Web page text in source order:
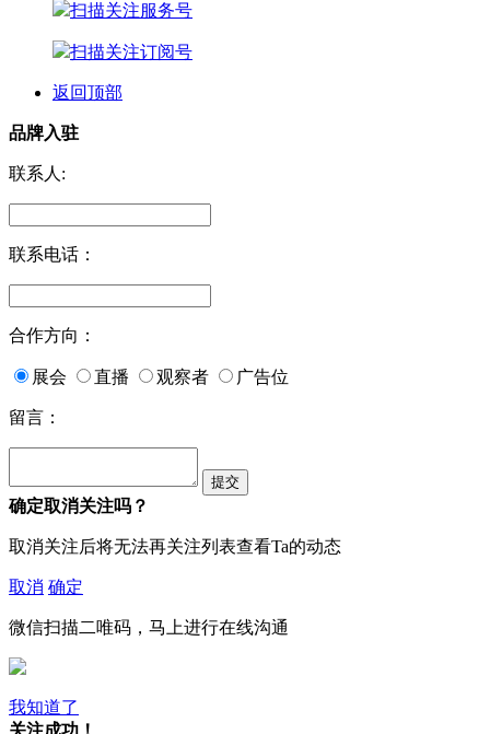
扫描关注服务号
扫描关注订阅号
返回顶部
品牌入驻
联系人:
联系电话：
合作方向：
展会 直播 观察者 广告位
留言：
确定取消关注吗？
取消关注后将无法再关注列表查看Ta的动态
取消 确定
微信扫描二唯码，马上进行在线沟通
我知道了
关注成功！